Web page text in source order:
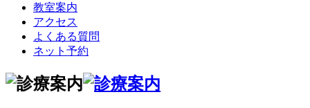
教室案内
アクセス
よくある質問
ネット予約